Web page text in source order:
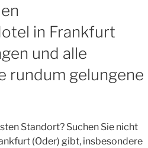
in Frankfurt
und alle
rundum gelungene
Standort? Suchen Sie nicht
(Oder) gibt, insbesondere